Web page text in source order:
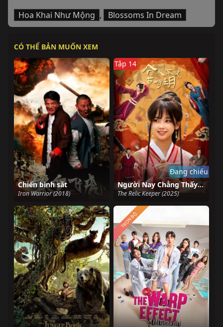
Hoa Khai Như Mộng , Blossoms In Dream
CÓ THỂ BẢN MUỐN XEM
Chiến binh sắt
Iron Warrior (2018)
Người Nay Chẳng Thấy Trăng Xưa
The Relic Keeper (2025)
Tập 14
Đang chiếu
TRỌN BỘ